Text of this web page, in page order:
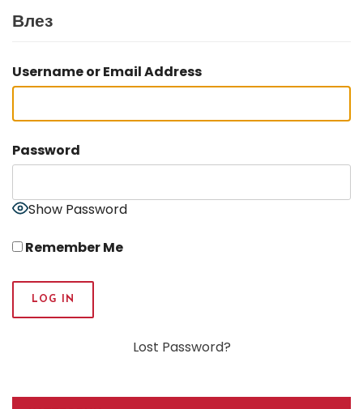
Влез
Username or Email Address
Password
Show Password
Remember Me
Lost Password?